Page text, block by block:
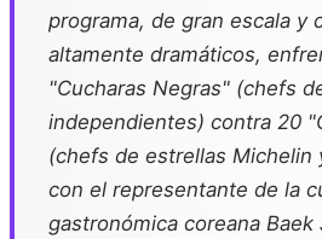
programa, de gran escala y
altamente dramáticos,
"Cucharas Negras" (chefs
independientes) contra 20
(chefs de estrellas Michelin
con el representante de la
gastronómica coreana